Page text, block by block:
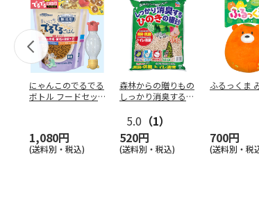
にゃんこのでるでる
ボトル フードセッ
1,080円
(送料別・税込)
森林からの贈りもの
しっかり消臭するひ
5.0 （1）
520円
(送料別・税込)
ふるっくま
700円
(送料別・税